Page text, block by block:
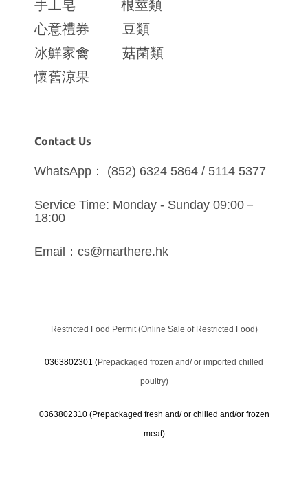
手工皂
根莖類
心意禮券
豆類
冰鮮家禽
菇菌類
懷舊涼果
Contact Us
WhatsApp： (852) 6324 5864 / 5114 5377
Service Time: Monday - Sunday 09:00－
18:00
Email：cs@marthere.hk
Restricted Food Permit (Online Sale of Restricted Food)
0363802301 (Prepackaged frozen and/ or imported chilled
poultry)
0363802310 (Prepackaged fresh and/ or chilled and/or frozen
meat)